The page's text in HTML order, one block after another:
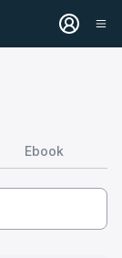
Ebook